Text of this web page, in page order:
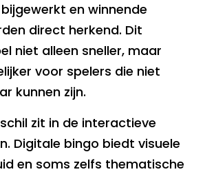
en winnende
direct herkend. Dit
niet alleen sneller, maar
voor spelers die niet
kunnen zijn.
zit in de interactieve
Digitale bingo biedt visuele
en soms zelfs thematische